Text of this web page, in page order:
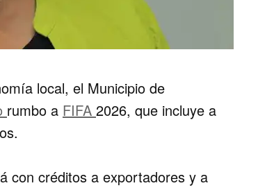
local, el Municipio de
rumbo a FIFA 2026, que incluye a
con créditos a exportadores y a